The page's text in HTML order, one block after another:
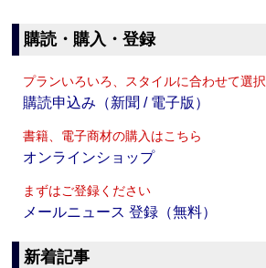
購読・購入・登録
プランいろいろ、スタイルに合わせて選択
購読申込み（新聞 / 電子版）
書籍、電子商材の購入はこちら
オンラインショップ
まずはご登録ください
メールニュース 登録（無料）
新着記事